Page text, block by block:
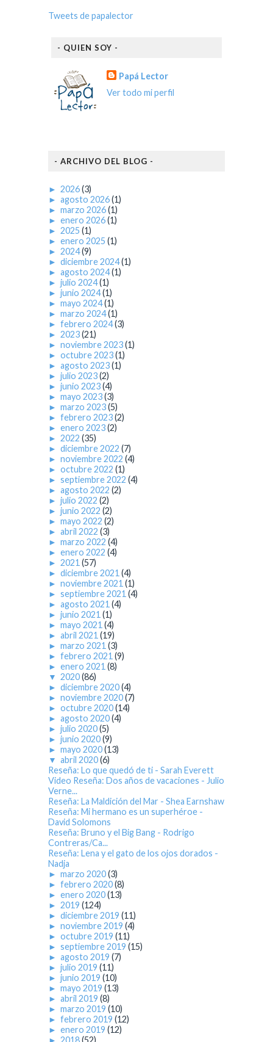
Tweets de papalector
- QUIEN SOY -
Papá Lector
Ver todo mi perfil
- ARCHIVO DEL BLOG -
► 2026(3)
► agosto 2026(1)
► marzo 2026(1)
► enero 2026(1)
► 2025 (1)
► enero 2025 (1)
► 2024(9)
► diciembre 2024(1)
► agosto 2024(1)
► julio 2024(1)
► junio 2024(1)
► mayo 2024(1)
► marzo 2024(1)
► febrero 2024(3)
► 2023(21)
► noviembre 2023(1)
► octubre 2023(1)
► agosto 2023(1)
► julio 2023(2)
► junio 2023(4)
► mayo 2023(3)
► marzo 2023(5)
► febrero 2023(2)
► enero 2023(2)
► 2022 (35)
► diciembre 2022 (7)
► noviembre 2022 (4)
► octubre 2022 (1)
► septiembre 2022 (4)
► agosto 2022 (2)
► julio 2022 (2)
► junio 2022 (2)
► mayo 2022 (2)
► abril 2022 (3)
► marzo 2022 (4)
► enero 2022 (4)
► 2021 (57)
► diciembre 2021 (4)
► noviembre 2021 (1)
► septiembre 2021 (4)
► agosto 2021 (4)
► junio 2021 (1)
► mayo 2021 (4)
► abril 2021 (19)
► marzo 2021 (3)
► febrero 2021 (9)
► enero 2021 (8)
▼ 2020(86)
► diciembre 2020(4)
► noviembre 2020(7)
► octubre 2020(14)
► agosto 2020(4)
► julio 2020(5)
► junio 2020(9)
► mayo 2020(13)
▼ abril 2020(6)
Reseña: Lo que quedó de ti - Sarah Everett
Video Reseña: Dos años de vacaciones - Julio
Verne...
Reseña: La Maldición del Mar - Shea Earnshaw
Reseña: Mi hermano es un superhéroe -
David Solomons
Reseña: Bruno y el Big Bang - Rodrigo
Contreras/Ca...
Reseña: Lena y el gato de los ojos dorados -
Nadja
► marzo 2020(3)
► febrero 2020(8)
► enero 2020(13)
► 2019 (124)
► diciembre 2019 (11)
► noviembre 2019 (4)
► octubre 2019 (11)
► septiembre 2019 (15)
► agosto 2019 (7)
► julio 2019 (11)
► junio 2019 (10)
► mayo 2019 (13)
► abril 2019 (8)
► marzo 2019 (10)
► febrero 2019 (12)
► enero 2019 (12)
► 2018(52)